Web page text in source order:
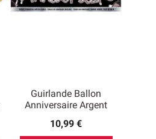
Guirlande Ballon
Anniversaire Argent
10,99 €